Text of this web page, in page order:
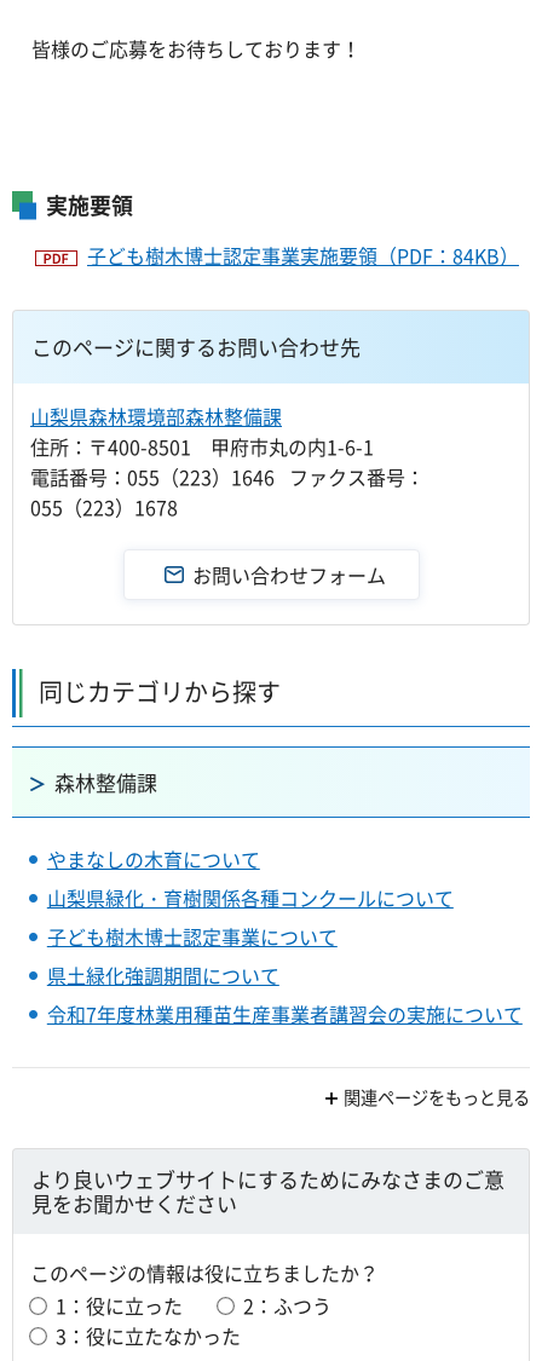
皆様のご応募をお待ちしております！
実施要領
子ども樹木博士認定事業実施要領（PDF：84KB）
このページに関するお問い合わせ先
山梨県森林環境部森林整備課
住所：〒400-8501 甲府市丸の内1-6-1
電話番号：055（223）1646 ファクス番号：
055（223）1678
同じカテゴリから探す
森林整備課
やまなしの木育について
山梨県緑化・育樹関係各種コンクールについて
子ども樹木博士認定事業について
県土緑化強調期間について
令和7年度林業用種苗生産事業者講習会の実施について
関連ページをもっと見る
より良いウェブサイトにするためにみなさまのご意
見をお聞かせください
このページの情報は役に立ちましたか？
1：役に立った
2：ふつう
3：役に立たなかった